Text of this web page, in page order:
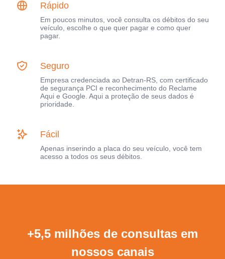
Rápido
Em poucos minutos, você consulta os débitos do seu
veículo, escolhe o que quer pagar e como quer
pagar.
Seguro
Empresa credenciada ao Detran-RS, com certificado
de segurança PCI e reconhecimento do Reclame
Aqui e Google. Aqui a proteção de seus dados é
prioridade.
Fácil
Apenas inserindo a placa do seu veículo, você tem
acesso a todos os seus débitos.
+5,5 milhões de consultas em
nossos canais